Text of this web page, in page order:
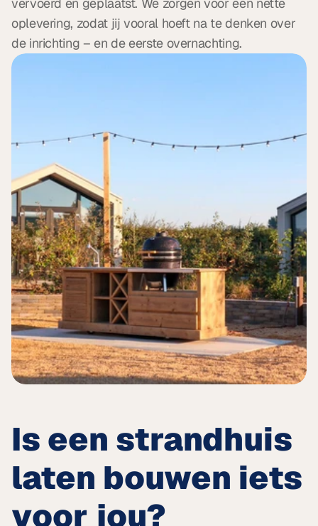
oplevering, zodat jij vooral hoeft na te denken over
de inrichting – en de eerste overnachting.
Is een strandhuis
laten bouwen iets
voor jou?